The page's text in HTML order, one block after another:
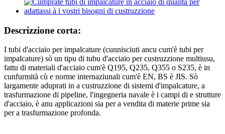
Descrizzione corta:
I tubi d'acciaio per impalcature (cunnisciuti ancu cum'è tubi per
impalcature) sò un tipu di tubu d'acciaio per custruzzione multiusu,
fattu di materiali d'acciaio cum'è Q195, Q235, Q355 o S235, è in
cunfurmità cù e norme internaziunali cum'è EN, BS è JIS. Sò
largamente aduprati in a custruzzione di sistemi d'impalcature, a
trasfurmazione di pipeline, l'ingegneria navale è i campi di e strutture
d'acciaio, è anu applicazioni sia per a vendita di materie prime sia
per a trasfurmazione profonda.